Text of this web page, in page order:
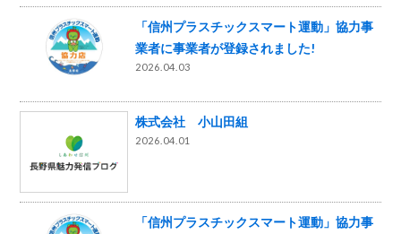
「信州プラスチックスマート運動」協力事
業者に事業者が登録されました!
2026.04.03
株式会社 小山田組
2026.04.01
「信州プラスチックスマート運動」協力事